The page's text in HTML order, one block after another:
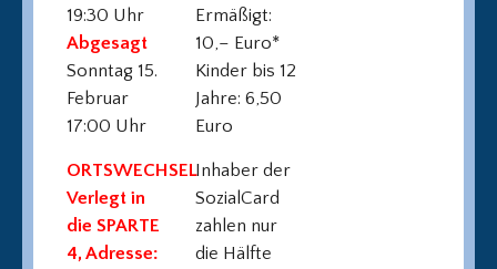
19:30 Uhr
Abgesagt
Sonntag 15.
Februar
17:00 Uhr
ORTSWECHSEL
Verlegt in
die SPARTE
4, Adresse:
Ermäßigt:
10,– Euro*
Kinder bis 12
Jahre: 6,50
Euro
Inhaber der
SozialCard
zahlen nur
die Hälfte